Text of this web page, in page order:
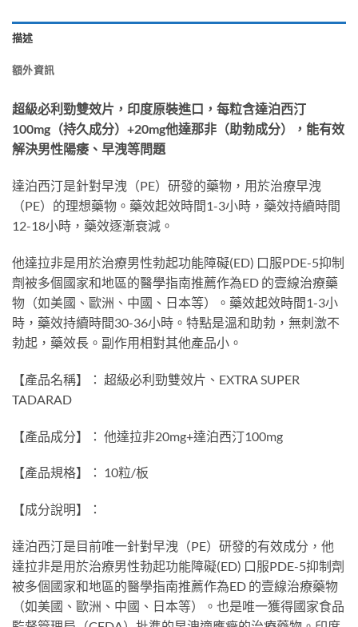
描述
額外資訊
超級必利勁雙效片，印度原裝進口，每粒含達泊西汀
100mg（持久成分）+20mg他達那非（助勃成分），能有效
解決男性陽痿、早洩等問題
達泊西汀是針對早洩（PE）研發的藥物，用於治療早洩
（PE）的理想藥物。藥效起效時間1-3小時，藥效持續時間
12-18小時，藥效逐漸衰減。
他達拉非是用於治療男性勃起功能障礙(ED) 口服PDE-5抑制
劑被多個國家和地區的醫學指南推薦作為ED 的壹線治療藥
物（如美國、歐洲、中國、日本等）。藥效起效時間1-3小
時，藥效持續時間30-36小時。特點是溫和助勃，無刺激不
勃起，藥效長。副作用相對其他產品小。
【產品名稱】： 超級必利勁雙效片、EXTRA SUPER
TADARAD
【產品成分】： 他達拉非20mg+達泊西汀100mg
【產品規格】： 10粒/板
【成分說明】：
達泊西汀是目前唯一針對早洩（PE）研發的有效成分，他
達拉非是用於治療男性勃起功能障礙(ED) 口服PDE-5抑制劑
被多個國家和地區的醫學指南推薦作為ED 的壹線治療藥物
（如美國、歐洲、中國、日本等）。也是唯一獲得國家食品